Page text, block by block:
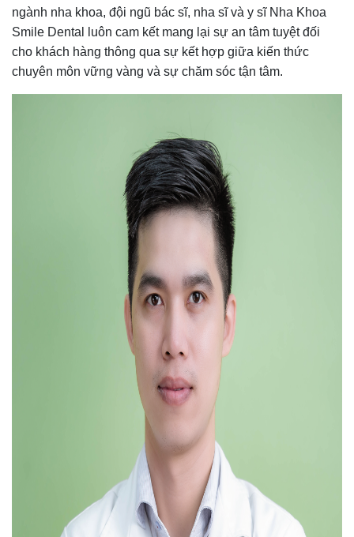
ngành nha khoa, đội ngũ bác sĩ, nha sĩ và y sĩ Nha Khoa
Smile Dental luôn cam kết mang lại sự an tâm tuyệt đối
cho khách hàng thông qua sự kết hợp giữa kiến thức
chuyên môn vững vàng và sự chăm sóc tận tâm.